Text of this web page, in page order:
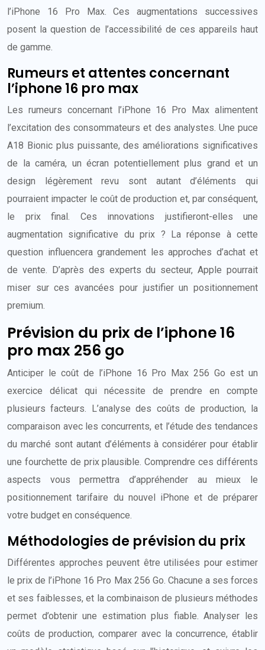
l’iPhone 16 Pro Max. Ces augmentations successives
posent la question de l’accessibilité de ces appareils haut
de gamme.
Rumeurs et attentes concernant
l’iphone 16 pro max
Les rumeurs concernant l’iPhone 16 Pro Max alimentent
l’excitation des consommateurs et des analystes. Une puce
A18 Bionic plus puissante, des améliorations significatives
de la caméra, un écran potentiellement plus grand et un
design légèrement revu sont autant d’éléments qui
pourraient impacter le coût de production et, par conséquent,
le prix final. Ces innovations justifieront-elles une
augmentation significative du prix ? La réponse à cette
question influencera grandement les approches d’achat et
de vente. D’après des experts du secteur, Apple pourrait
miser sur ces avancées pour justifier un positionnement
premium.
Prévision du prix de l’iphone 16
pro max 256 go
Anticiper le coût de l’iPhone 16 Pro Max 256 Go est un
exercice délicat qui nécessite de prendre en compte
plusieurs facteurs. L’analyse des coûts de production, la
comparaison avec les concurrents, et l’étude des tendances
du marché sont autant d’éléments à considérer pour établir
une fourchette de prix plausible. Comprendre ces différents
aspects vous permettra d’appréhender au mieux le
positionnement tarifaire du nouvel iPhone et de préparer
votre budget en conséquence.
Méthodologies de prévision du prix
Différentes approches peuvent être utilisées pour estimer
le prix de l’iPhone 16 Pro Max 256 Go. Chacune a ses forces
et ses faiblesses, et la combinaison de plusieurs méthodes
permet d’obtenir une estimation plus fiable. Analyser les
coûts de production, comparer avec la concurrence, établir